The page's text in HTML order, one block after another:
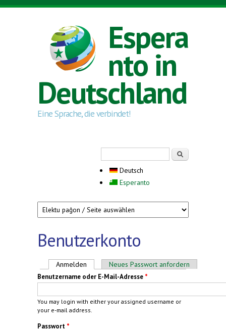
Direkt zum Inhalt
Espera
nto in
Deutschland
Eine Sprache, die verbindet!
Deutsch
Esperanto
Benutzerkonto
Haupt-Reiter
Anmelden (aktiver Reiter)
Neues Passwort anfordern
Benutzername oder E-Mail-Adresse *
You may login with either your assigned username or
your e-mail address.
Passwort *